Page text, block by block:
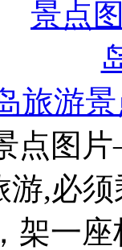
旅游
点图
游,必
架一